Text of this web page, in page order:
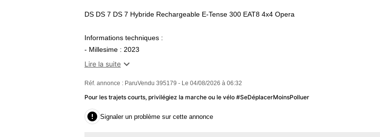
DS DS 7 DS 7 Hybride Rechargeable E-Tense 300 EAT8 4x4 Opera
Informations techniques :
- Millesime : 2023
- Kilométrage : 60000 km
- Puissance réelle : 300
- Puissance fiscale : 11
Lire la suite 
Réf. annonce : ParuVendu 395179 - Le 04/08/2026 à 06:32
Pour les trajets courts, privilégiez la marche ou le vélo #SeDéplacerMoinsPolluer
 Signaler un problème sur cette annonce